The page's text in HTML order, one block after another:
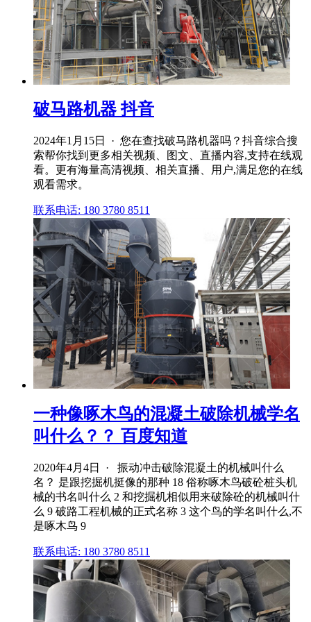
破马路机器 抖音
2024年1月15日 · 您在查找破马路机器吗？抖音综合搜
索帮你找到更多相关视频、图文、直播内容,支持在线观
看。更有海量高清视频、相关直播、用户,满足您的在线
观看需求。
联系电话: 180 3780 8511
一种像啄木鸟的混凝土破除机械学名
叫什么？？ 百度知道
2020年4月4日 · 振动冲击破除混凝土的机械叫什么
名？ 是跟挖掘机挺像的那种 18 俗称啄木鸟破砼桩头机
械的书名叫什么 2 和挖掘机相似用来破除砼的机械叫什
么 9 破路工程机械的正式名称 3 这个鸟的学名叫什么,不
是啄木鸟 9
联系电话: 180 3780 8511